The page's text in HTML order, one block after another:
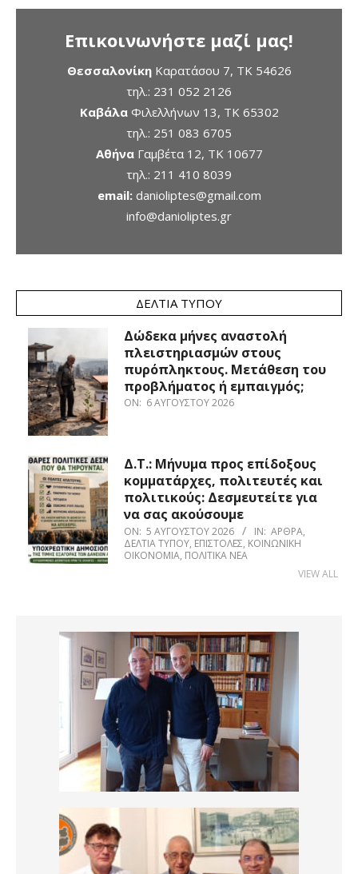
Επικοινωνήστε μαζί μας!
ΘεσσαλονίκηΚαρατάσου 7, TK 54626
τηλ.: 231 052 2126
ΚαβάλαΦιλελλήνων 13, ΤΚ 65302
τηλ.: 251 083 6705
ΑθήναΓαμβέτα 12, ΤΚ 10677
τηλ.: 211 410 8039
email: danioliptes@gmail.com
info@danioliptes.gr
ΔΕΛΤΊΑ ΤΎΠΟΥ
Δώδεκα μήνες αναστολή
πλειστηριασμών στους
πυρόπληκτους. Μετάθεση του
προβλήματος ή εμπαιγμός;
ON: 6 ΑΥΓΟΎΣΤΟΥ 2026
Δ.Τ.: Μήνυμα προς επίδοξους
κομματάρχες, πολιτευτές και
πολιτικούς: Δεσμευτείτε για
να σας ακούσουμε
ON: 5 ΑΥΓΟΎΣΤΟΥ 2026 IN: ΆΡΘΡΑ,
ΔΕΛΤΊΑ ΤΎΠΟΥ, ΕΠΙΣΤΟΛΈΣ, ΚΟΙΝΩΝΙΚΉ
ΟΙΚΟΝΟΜΊΑ, ΠΟΛΙΤΙΚΆ ΝΈΑ
VIEW ALL